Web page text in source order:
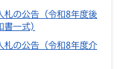
札の公告（令和8年度後
書一式)
札の公告（令和8年度介